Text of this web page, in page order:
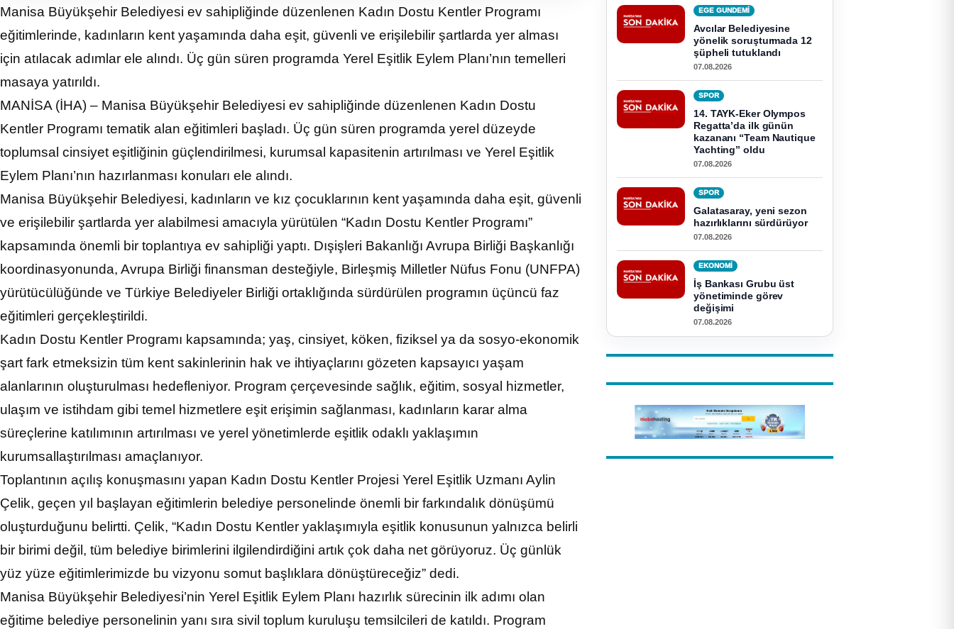
Manisa Büyükşehir Belediyesi ev sahipliğinde düzenlenen Kadın Dostu Kentler Programı
eğitimlerinde, kadınların kent yaşamında daha eşit, güvenli ve erişilebilir şartlarda yer alması
için atılacak adımlar ele alındı. Üç gün süren programda Yerel Eşitlik Eylem Planı’nın temelleri
masaya yatırıldı.
MANİSA (İHA) – Manisa Büyükşehir Belediyesi ev sahipliğinde düzenlenen Kadın Dostu
Kentler Programı tematik alan eğitimleri başladı. Üç gün süren programda yerel düzeyde
toplumsal cinsiyet eşitliğinin güçlendirilmesi, kurumsal kapasitenin artırılması ve Yerel Eşitlik
Eylem Planı’nın hazırlanması konuları ele alındı.
Manisa Büyükşehir Belediyesi, kadınların ve kız çocuklarının kent yaşamında daha eşit, güvenli
ve erişilebilir şartlarda yer alabilmesi amacıyla yürütülen “Kadın Dostu Kentler Programı”
kapsamında önemli bir toplantıya ev sahipliği yaptı. Dışişleri Bakanlığı Avrupa Birliği Başkanlığı
koordinasyonunda, Avrupa Birliği finansman desteğiyle, Birleşmiş Milletler Nüfus Fonu (UNFPA)
yürütücülüğünde ve Türkiye Belediyeler Birliği ortaklığında sürdürülen programın üçüncü faz
eğitimleri gerçekleştirildi.
Kadın Dostu Kentler Programı kapsamında; yaş, cinsiyet, köken, fiziksel ya da sosyo-ekonomik
şart fark etmeksizin tüm kent sakinlerinin hak ve ihtiyaçlarını gözeten kapsayıcı yaşam
alanlarının oluşturulması hedefleniyor. Program çerçevesinde sağlık, eğitim, sosyal hizmetler,
ulaşım ve istihdam gibi temel hizmetlere eşit erişimin sağlanması, kadınların karar alma
süreçlerine katılımının artırılması ve yerel yönetimlerde eşitlik odaklı yaklaşımın
kurumsallaştırılması amaçlanıyor.
Toplantının açılış konuşmasını yapan Kadın Dostu Kentler Projesi Yerel Eşitlik Uzmanı Aylin
Çelik, geçen yıl başlayan eğitimlerin belediye personelinde önemli bir farkındalık dönüşümü
oluşturduğunu belirtti. Çelik, “Kadın Dostu Kentler yaklaşımıyla eşitlik konusunun yalnızca belirli
bir birimi değil, tüm belediye birimlerini ilgilendirdiğini artık çok daha net görüyoruz. Üç günlük
yüz yüze eğitimlerimizde bu vizyonu somut başlıklara dönüştüreceğiz” dedi.
Manisa Büyükşehir Belediyesi’nin Yerel Eşitlik Eylem Planı hazırlık sürecinin ilk adımı olan
eğitime belediye personelinin yanı sıra sivil toplum kuruluşu temsilcileri de katıldı. Program
EGE GUNDEMİ
Avcılar Belediyesine
yönelik soruşturmada 12
şüpheli tutuklandı
07.08.2026
SPOR
14. TAYK-Eker Olympos
Regatta’da ilk günün
kazananı “Team Nautique
Yachting” oldu
07.08.2026
SPOR
Galatasaray, yeni sezon
hazırlıklarını sürdürüyor
07.08.2026
EKONOMI
İş Bankası Grubu üst
yönetiminde görev
değişimi
07.08.2026